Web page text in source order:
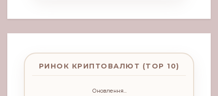
РИНОК КРИПТОВАЛЮТ (TOP 10)
Оновлення...